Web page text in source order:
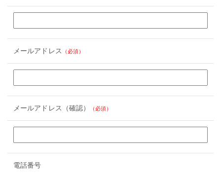
メールアドレス （必須）
メールアドレス（確認） （必須）
電話番号